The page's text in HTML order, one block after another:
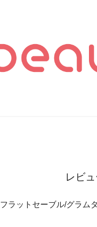
レビ
フラットセーブル/グラム